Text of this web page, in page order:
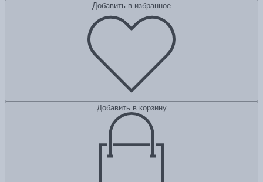
Добавить в избранное
Добавить в корзину